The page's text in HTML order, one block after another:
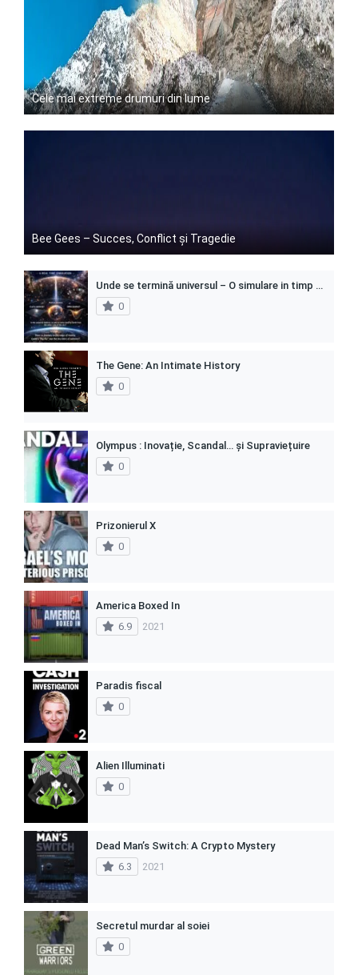
Cele mai extreme drumuri din lume
Bee Gees – Succes, Conflict și Tragedie
Unde se termină universul – O simulare in timp real
0
The Gene: An Intimate History
0
Olympus : Inovație, Scandal… și Supraviețuire
0
Prizonierul X
0
America Boxed In
6.9
2021
Paradis fiscal
0
Alien Illuminati
0
Dead Man’s Switch: A Crypto Mystery
6.3
2021
Secretul murdar al soiei
0